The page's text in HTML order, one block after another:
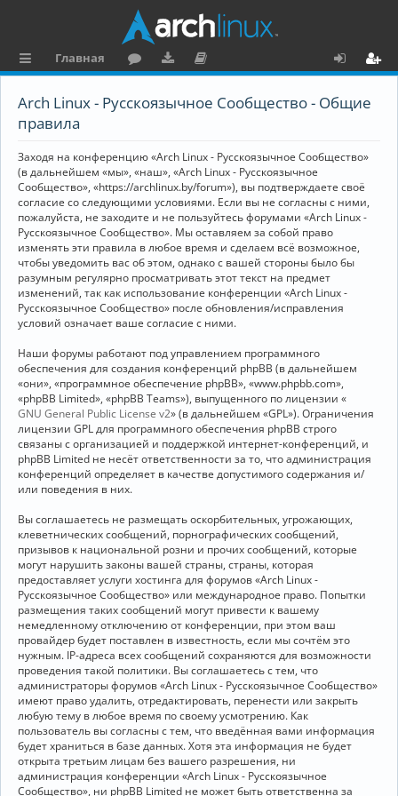
ы
к
и
Главная
ру
ру
и
ку
е
н
та
ц
и
я
о
Arch Linux - Русскоязычное Сообщество - Общие
правила
Заходя на конференцию «Arch Linux - Русскоязычное Сообщество»
(в дальнейшем «мы», «наш», «Arch Linux - Русскоязычное
Сообщество», «https://archlinux.by/forum»), вы подтверждаете своё
согласие со следующими условиями. Если вы не согласны с ними,
пожалуйста, не заходите и не пользуйтесь форумами «Arch Linux -
Русскоязычное Сообщество». Мы оставляем за собой право
изменять эти правила в любое время и сделаем всё возможное,
чтобы уведомить вас об этом, однако с вашей стороны было бы
разумным регулярно просматривать этот текст на предмет
изменений, так как использование конференции «Arch Linux -
Русскоязычное Сообщество» после обновления/исправления
условий означает ваше согласие с ними.
Наши форумы работают под управлением программного
обеспечения для создания конференций phpBB (в дальнейшем
«они», «программное обеспечение phpBB», «www.phpbb.com»,
«phpBB Limited», «phpBB Teams»), выпущенного по лицензии «
GNU General Public License v2» (в дальнейшем «GPL»). Ограничения
лицензии GPL для программного обеспечения phpBB строго
связаны с организацией и поддержкой интернет-конференций, и
phpBB Limited не несёт ответственности за то, что администрация
конференций определяет в качестве допустимого содержания и/
или поведения в них.
Вы соглашаетесь не размещать оскорбительных, угрожающих,
клеветнических сообщений, порнографических сообщений,
призывов к национальной розни и прочих сообщений, которые
могут нарушить законы вашей страны, страны, которая
предоставляет услуги хостинга для форумов «Arch Linux -
Русскоязычное Сообщество» или международное право. Попытки
размещения таких сообщений могут привести к вашему
немедленному отключению от конференции, при этом ваш
провайдер будет поставлен в известность, если мы сочтём это
нужным. IP-адреса всех сообщений сохраняются для возможности
проведения такой политики. Вы соглашаетесь с тем, что
администраторы форумов «Arch Linux - Русскоязычное Сообщество»
имеют право удалить, отредактировать, перенести или закрыть
любую тему в любое время по своему усмотрению. Как
пользователь вы согласны с тем, что введённая вами информация
будет храниться в базе данных. Хотя эта информация не будет
открыта третьим лицам без вашего разрешения, ни
администрация конференции «Arch Linux - Русскоязычное
Сообщество», ни phpBB Limited не может быть ответственна за